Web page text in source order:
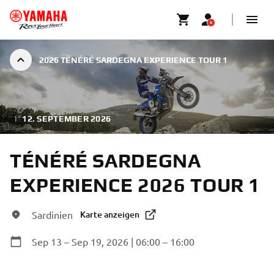
2026 TÉNÉRÉ SARDEGNA EXPERIENCE TOUR 1
| 12. SEPTEMBER 2026
TÉNÉRÉ SARDEGNA
EXPERIENCE 2026 TOUR 1
Sardinien Karte anzeigen
Sep 13 – Sep 19, 2026 | 06:00 – 16:00